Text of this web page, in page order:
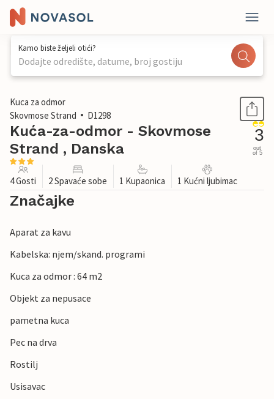
Kamo biste željeli otići?
Dodajte odredište, datume, broj gostiju
1 / 25
Kuca za odmor
Skovmose Strand
D1298
Kuća-za-odmor - Skovmose
Strand , Danska
3
out
of 5
4 Gosti 2 Spavaće sobe 1 Kupaonica 1 Kućni ljubimac
Značajke
Aparat za kavu
Kabelska: njem/skand. programi
Kuca za odmor : 64 m2
Objekt za nepusace
pametna kuca
Pec na drva
Rostilj
Usisavac